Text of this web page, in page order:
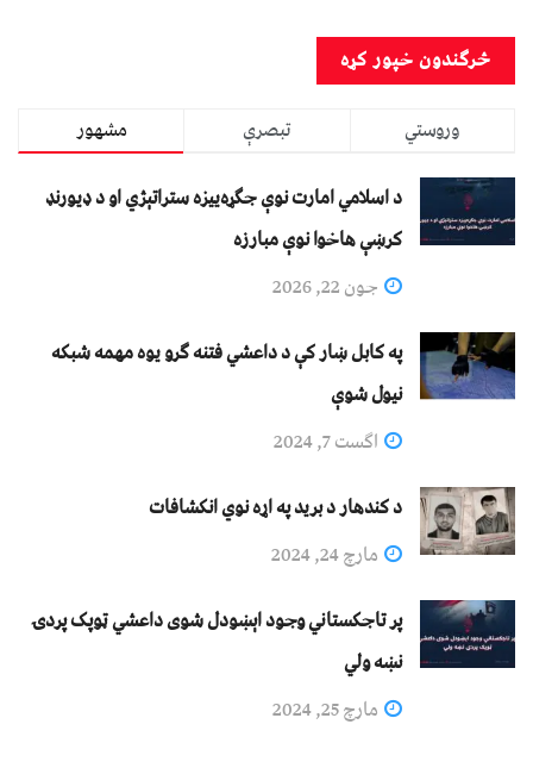
مشهور تبصرې
وروستي
د اسلامي امارت نوې جګړه‌ییزه ستراتېژي او د ډیورنډ
کرښې هاخوا نوې مبارزه
جون 22, 2026
په کابل ښار کې د داعشي فتنه ګرو يوه مهمه شبکه
نيول شوې
اگست 7, 2024
د کندهار د برید په اړه نوي انکشافات
مارچ 24, 2024
پر تاجکستاني وجود اېښودل شوی داعشي ټوپک پردۍ
نښه ولي
مارچ 25, 2024